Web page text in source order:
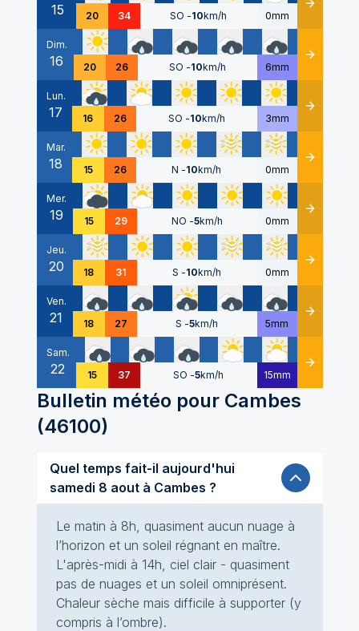
15 20 34 SO -10km/h 0mm Détails
Dim.
16 20 26 SO -10km/h 6mm Détails
Lun.
17 16 26 SO -10km/h 3mm Détails
Mar.
18 15 26 N -10km/h 0mm Détails
Mer.
19 15 29 NO -5km/h 0mm Détails
Jeu.
20 18 31 S -10km/h 0mm Détails
Ven.
21 18 27 S -5km/h 5mm Détails
Sam.
22 15 37 SO -5km/h 15mm Détails
Bulletin météo pour Cambes
(46100)
Quel temps fait-il aujourd'hui
samedi 8 aout à Cambes ?
Le matin à 8h, quasiment aucun nuage à
l’horizon et un soleil régnant en maître.
L'après-midi à 14h, ciel clair - quasiment
pas de nuages et un soleil omniprésent.
Chaleur sèche mais difficile à supporter (y
compris à l’ombre).